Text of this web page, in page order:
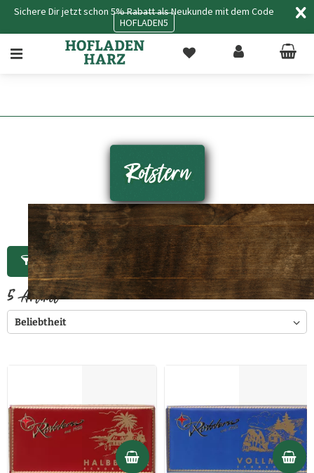
Sichere Dir jetzt schon 5% Rabatt als Neukunde mit dem Code
HOFLADEN5
Rotstern
Filtern
5Artikel